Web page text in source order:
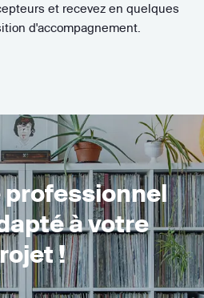
et recevez en quelques
d'accompagnement.
professionnel
à votre
!